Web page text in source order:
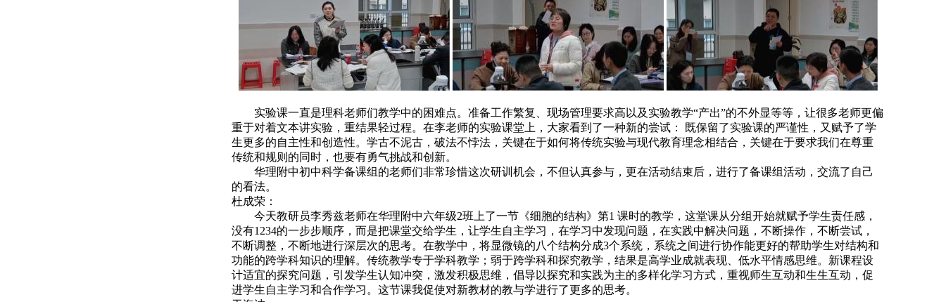
实验课一直是理科老师们教学中的困难点。准备工作繁复、现场管理要求高以及实验教学“产出”的不外显等等，让很多老师更偏
重于对着文本讲实验，重结果轻过程。在李老师的实验课堂上，大家看到了一种新的尝试： 既保留了实验课的严谨性，又赋予了学
生更多的自主性和创造性。学古不泥古，破法不悖法，关键在于如何将传统实验与现代教育理念相结合，关键在于要求我们在尊重
传统和规则的同时，也要有勇气挑战和创新。
华理附中初中科学备课组的老师们非常珍惜这次研训机会，不但认真参与，更在活动结束后，进行了备课组活动，交流了自己
的看法。
杜成荣：
今天教研员李秀兹老师在华理附中六年级2班上了一节《细胞的结构》第1 课时的教学，这堂课从分组开始就赋予学生责任感，
没有1234的一步步顺序，而是把课堂交给学生，让学生自主学习，在学习中发现问题，在实践中解决问题，不断操作，不断尝试，
不断调整，不断地进行深层次的思考。在教学中，将显微镜的八个结构分成3个系统，系统之间进行协作能更好的帮助学生对结构和
功能的跨学科知识的理解。传统教学专于学科教学；弱于跨学科和探究教学，结果是高学业成就表现、低水平情感思维。新课程设
计适宜的探究问题，引发学生认知冲突，激发积极思维，倡导以探究和实践为主的多样化学习方式，重视师生互动和生生互动，促
进学生自主学习和合作学习。这节课我促使对新教材的教与学进行了更多的思考。